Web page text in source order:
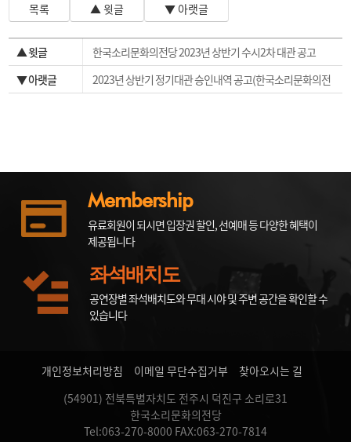
목록 ▲ 윗글 ▼ 아랫글
▲ 윗글
한국소리문화의전당 2023년 상반기 수시2차 대관 공고
▼ 아랫글
2023년 상반기 정기대관 승인내역 공고(한국소리문화의전
Membership
유료회원이 되시면 입장권 할인, 선예매 등 다양한 혜택이
제공됩니다
좌석배치도
공연장별 좌석배치도와 무대 시야 및 주변 공간을 확인할 수
있습니다
개인정보처리방침 이메일 무단수집거부
찾아오시는 길
(54901) 전북특별자치도 전주시 덕진구 소리로31
한국소리문화의전당
Tel:063-270-8000 FAX:063-270-7814